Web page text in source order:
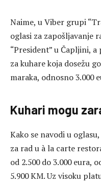
Naime, u Viber grupi
oglasi za zapošljavanje
“President” u Čapljini,
za kuhare koja dosežu
maraka, odnosno 3.000
Kuhari mogu
Kako se navodi u
za rad u à la carte
od 2.500 do 3.000 eura,
5.900 KM. Uz visoku